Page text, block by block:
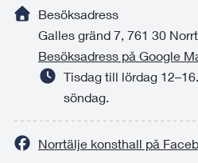
Besöksadress
Galles gränd 7, 761 30
Besöksadress på Google
Tisdag till lördag
söndag.
Norrtälje konsthall på